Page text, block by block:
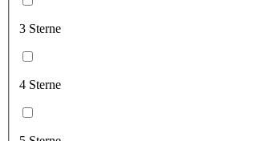
3 Sterne
4 Sterne